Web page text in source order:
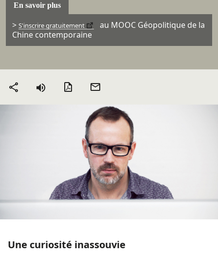
En savoir plus
> S'inscrire gratuitement
au MOOC Géopolitique de la
Chine contemporaine
Partager Version PDF
Une curiosité inassouvie